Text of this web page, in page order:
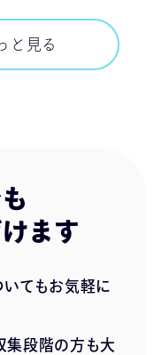
と見る
ます
てもお気軽に
集段階の方も大